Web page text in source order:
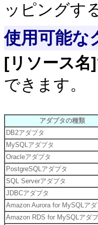
ッピングす
使用可能な
[リソース名]
できます。
アダプタの種類
DB2アダプタ
MySQLアダプタ
Oracleアダプタ
PostgreSQLアダプタ
SQL Serverアダプタ
JDBCアダプタ
Amazon Aurora for MySQLアダ
Amazon RDS for MySQLアダ